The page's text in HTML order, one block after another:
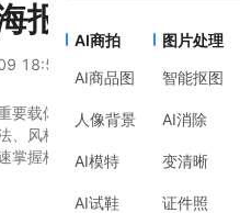
AI商拍
AI商品图
人像背景
AI模特
AI试鞋
图片处理
智能抠图
AI消除
变清晰
证件照
报模板？
18:56
要载体，直接影响参与者的第
风格建议到工具辅助，详细
掌握核心技巧，轻松完成专业